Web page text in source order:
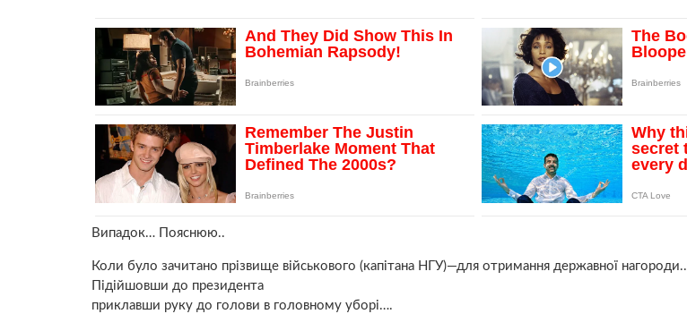
Випадок… Пояснюю..
Коли було зачитано прізвище військового (капітана НГУ)—для отримання державної нагороди..
Підійшовши до президента
приклавши руку до голови в головному уборі….